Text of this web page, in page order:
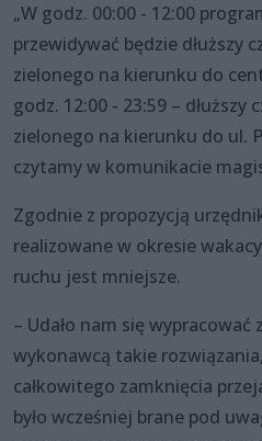
„W godz. 00:00 - 12:00
przewidywać będzie dłuższy
zielonego na kierunku do
godz. 12:00 - 23:59 – dłuższy
zielonego na kierunku do ul.
czytamy w komunikacie
Zgodnie z propozycją
realizowane w okresie
ruchu jest mniejsze.
– Udało nam się
wykonawcą takie
całkowitego zamknięcia
było wcześniej brane pod